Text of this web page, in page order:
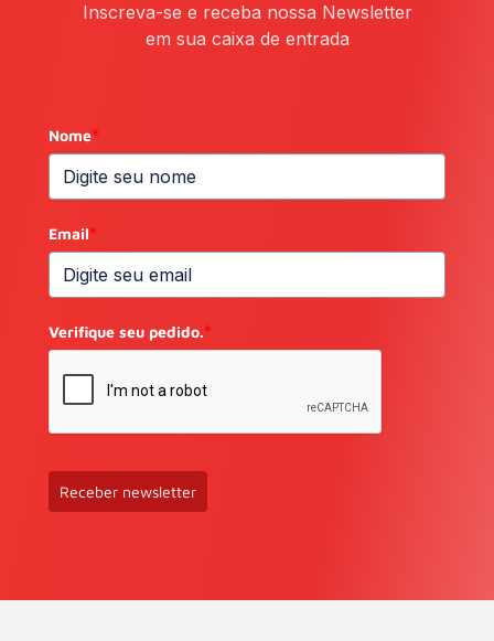
Inscreva-se e receba nossa Newsletter
em sua caixa de entrada
Nome*
Email*
Verifique seu pedido.*
Receber newsletter